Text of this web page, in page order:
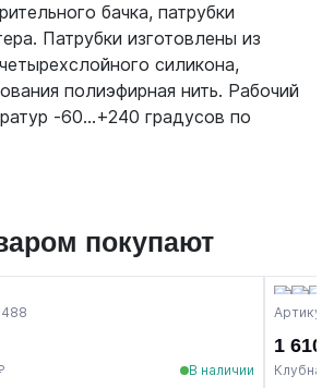
бачка, патрубки
Патрубки изготовлены из
силикона,
полиэфирная нить. Рабочий
-60…+240 градусов по
покупают
В наличии
1 610
Клубная